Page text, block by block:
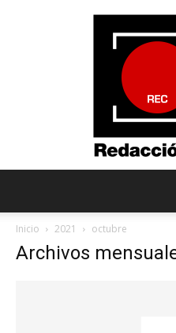
Inicio 2021 octubre
Archivos